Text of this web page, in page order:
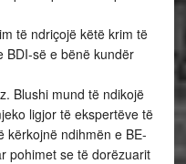
të ndriçojë këtë krim të
BDI-së e bënë kundër
Blushi mund të ndikojë
ligjor të ekspertëve të
kërkojnë ndihmën e BE-
pohimet se të dorëzuarit